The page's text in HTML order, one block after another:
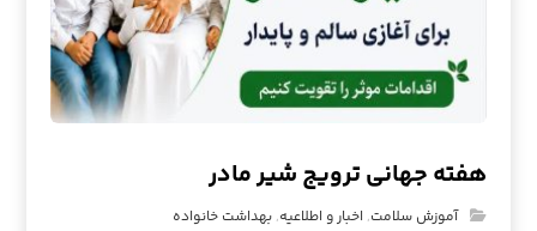
هفته جهانی ترویج شیر مادر
آموزش سلامت, اخبار و اطلاعیه,بهداشت خانواده